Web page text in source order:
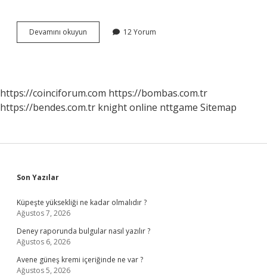
Devamını okuyun
Hızır
12 Yorum
https://coinciforum.com https://bombas.com.tr
https://bendes.com.tr knight online nttgame Sitemap
Sidebar
Son Yazılar
Küpeşte yüksekliği ne kadar olmalıdır ?
Ağustos 7, 2026
Deney raporunda bulgular nasıl yazılır ?
Ağustos 6, 2026
Avene güneş kremi içeriğinde ne var ?
Ağustos 5, 2026